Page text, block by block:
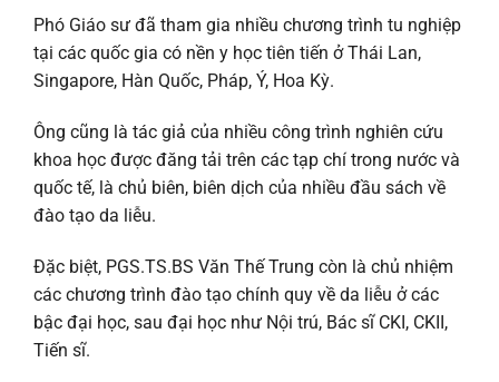
Phó Giáo sư đã tham gia nhiều chương trình tu nghiệp
tại các quốc gia có nền y học tiên tiến ở Thái Lan,
Singapore, Hàn Quốc, Pháp, Ý, Hoa Kỳ.
Ông cũng là tác giả của nhiều công trình nghiên cứu
khoa học được đăng tải trên các tạp chí trong nước và
quốc tế, là chủ biên, biên dịch của nhiều đầu sách về
đào tạo da liễu.
Đặc biệt, PGS.TS.BS Văn Thế Trung còn là chủ nhiệm
các chương trình đào tạo chính quy về da liễu ở các
bậc đại học, sau đại học như Nội trú, Bác sĩ CKI, CKII,
Tiến sĩ.